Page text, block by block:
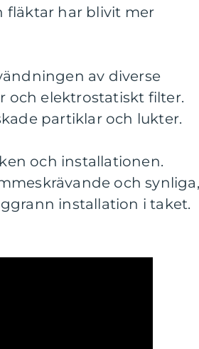
fläktar har blivit mer
av diverse
och elektrostatiskt filter.
partiklar och lukter.
och installationen.
och synliga,
installation i taket.